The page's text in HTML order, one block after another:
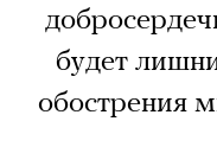
будет
обострения